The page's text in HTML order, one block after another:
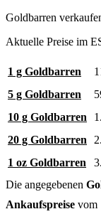
Goldbarren
Aktuelle Preise im
1 g Goldbarren
5 g Goldbarren
10 g Goldbarren
20 g Goldbarren
1 oz Goldbarren
Die angegebenen
Ankaufspreise vom